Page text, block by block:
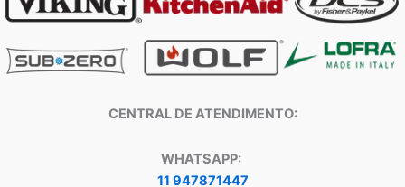
CENTRAL DE ATENDIMENTO:
WHATSAPP:
11 947871447